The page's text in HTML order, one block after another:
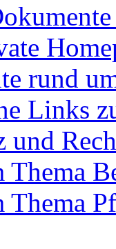
rund
Links
und
Thema
Thema